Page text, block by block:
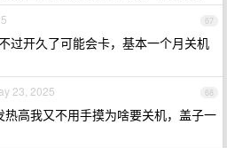
67
过开久了可能会卡，基本一个月关机
68
23, 2025
高我又不用手摸为啥要关机，盖子一